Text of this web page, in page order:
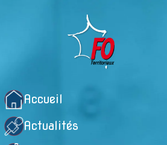
Accueil
Actualités